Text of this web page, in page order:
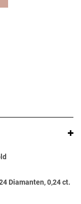
Diamanten, 0,24 ct.